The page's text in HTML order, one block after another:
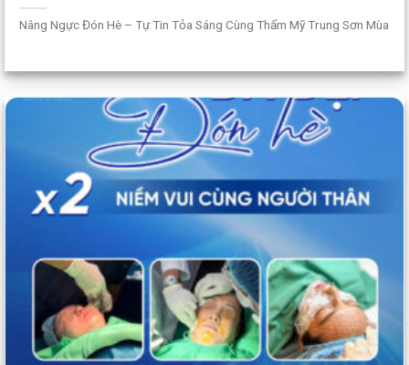
Nâng Ngực Đón Hè – Tự Tin Tỏa Sáng Cùng Thẩm Mỹ Trung Sơn Mùa